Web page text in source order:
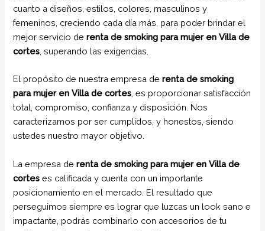
cuanto a diseños, estilos, colores, masculinos y
femeninos, creciendo cada día más, para poder brindar el
mejor servicio derenta de smoking para mujer en Villa de
cortes , superando las exigencias.
El propósito de nuestra empresa derenta de smoking
para mujer en Villa de cortes , es proporcionar satisfacción
total, compromiso, confianza y disposición. Nos
caracterizamos por ser cumplidos, y honestos, siendo
ustedes nuestro mayor objetivo.
La empresa derenta de smoking para mujer en Villa de
cortes es calificada y cuenta con un importante
posicionamiento en el mercado. El resultado que
perseguimos siempre es lograr que luzcas un look sano e
impactante, podrás combinarlo con accesorios de tu